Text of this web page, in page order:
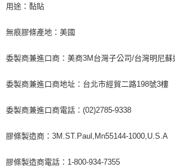
用途：黏貼
無痕膠條產地：美國
委製商兼進口商：美商3M台灣子公司/台灣明尼
委製商兼進口商地址：台北市經貿二路198號3樓
委製商兼進口商電話：(02)2785-9338
膠條製造商：3M.ST.Paul,Mn55144-1000,U.S.A
膠條製造商電話：1-800-934-7355